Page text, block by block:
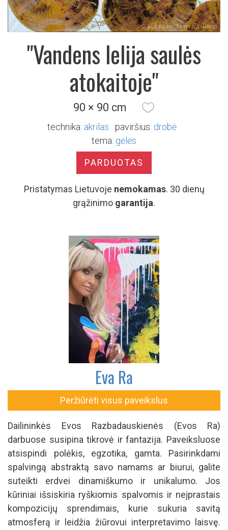
"Vandens lelija saulės
atokaitoje"
90 × 90 cm
technika: akrilas paviršius: drobė
tema: gėlės
PARDUOTAS
Pristatymas Lietuvoje nemokamas. 30 dienų
grąžinimo garantija.
Eva Ra
Peržiūrėti visus paveikslus
Dailininkės Evos Razbadauskienės (Evos Ra)
darbuose susipina tikrovė ir fantazija. Paveiksluose
atsispindi polėkis, egzotika, gamta. Pasirinkdami
spalvingą abstraktą savo namams ar biurui, galite
suteikti erdvei dinamiškumo ir unikalumo. Jos
kūriniai išsiskiria ryškiomis spalvomis ir neįprastais
kompozicijų sprendimais, kurie sukuria savitą
atmosferą ir leidžia žiūrovui interpretavimo laisvę.